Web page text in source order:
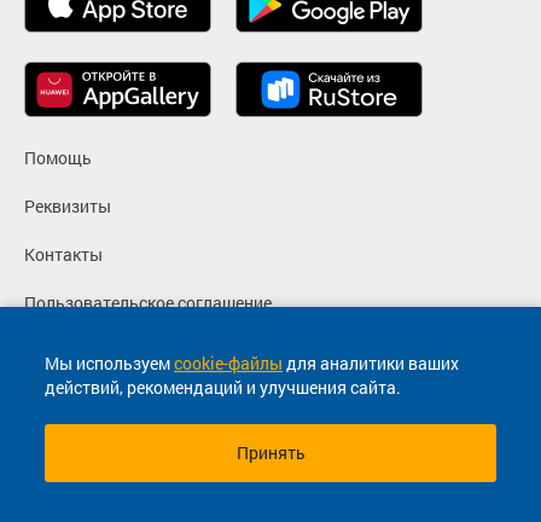
Мы используемcookie-файлы для аналитики ваших
действий, рекомендаций и улучшения сайта.
Принять
Помощь
Реквизиты
Контакты
Пользовательское соглашение
Политика конфиденциальности
Согласие на маркетинговые сообщения
© 2013-2026, ООО "Капитал"- Онлайн сервис продажи